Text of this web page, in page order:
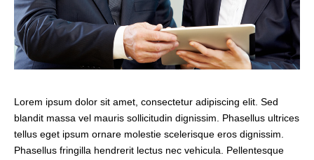
Lorem ipsum dolor sit amet, consectetur adipiscing elit. Sed
blandit massa vel mauris sollicitudin dignissim. Phasellus ultrices
tellus eget ipsum ornare molestie scelerisque eros dignissim.
Phasellus fringilla hendrerit lectus nec vehicula. Pellentesque